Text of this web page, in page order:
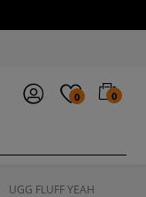
0 0
UGG FLUFF YEAH